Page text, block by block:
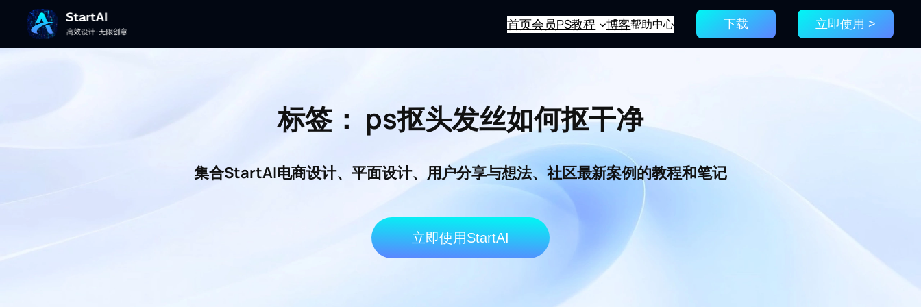
首页会员PS教程 博客帮助中心 下载 立即使用 >
标签： ps抠头发丝如何抠干净
集合StartAI电商设计、平面设计、用户分享与想法、社区最新案例的教程和笔记
立即使用StartAI